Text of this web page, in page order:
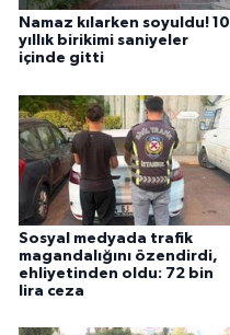
Namaz kılarken soyuldu! 10
yıllık birikimi saniyeler
içinde gitti
Sosyal medyada trafik
magandalığını özendirdi,
ehliyetinden oldu: 72 bin
lira ceza